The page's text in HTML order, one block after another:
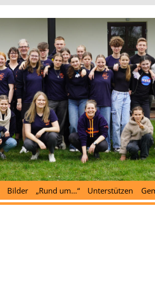
Bilder „Rund um…“ Unterstützen